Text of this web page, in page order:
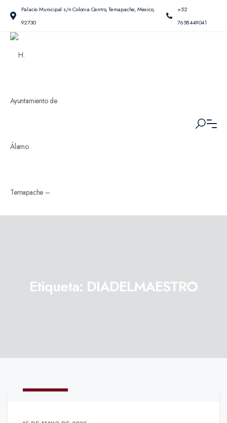
Palacio Municipal s/n Colonia Centro, Temapache, Mexico,
92730
+52
7658449041
Etiqueta: DIADELMAESTRO